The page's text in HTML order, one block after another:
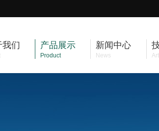
我们 产品展示
Product
新闻中心
News